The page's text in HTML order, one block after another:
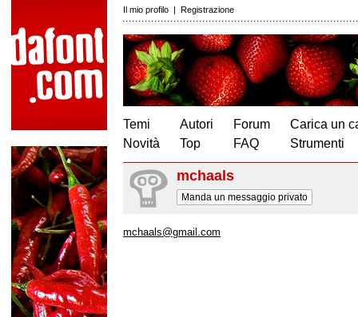
Il mio profilo | Registrazione
Temi
Novità
Autori
Top
Forum
FAQ
Carica un
Strumenti
mchaals
Manda un messaggio privato
mchaals@gmail.com